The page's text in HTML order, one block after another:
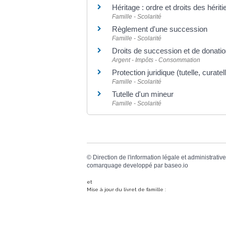
Héritage : ordre et droits des
Famille - Scolarité
Règlement d'une succession
Famille - Scolarité
Droits de succession et de
Argent - Impôts - Consommation
Protection juridique (tutelle,
Famille - Scolarité
Tutelle d'un mineur
Famille - Scolarité
© Direction de l'information légale et administrative
comarquage developpé par baseo.io
et
Mise à jour du livret de famille :